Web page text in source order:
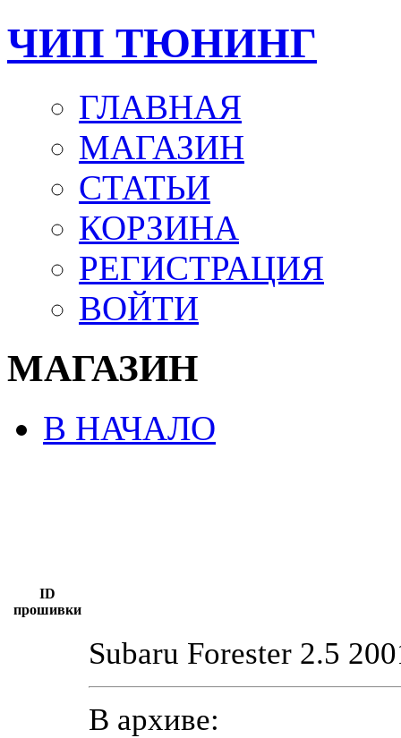
ЧИП ТЮНИНГ
ГЛАВНАЯ
МАГАЗИН
СТАТЬИ
КОРЗИНА
РЕГИСТРАЦИЯ
ВОЙТИ
МАГАЗИН
В НАЧАЛО
ID
прошивки
Subaru Forester 2.5
В архиве: